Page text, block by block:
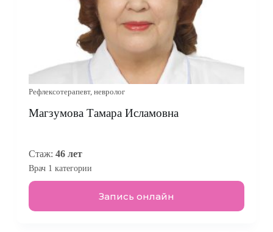
Рефлексотерапевт, невролог
Магзумова Тамара Исламовна
Стаж: 46 лет
Врач 1 категории
Запись онлайн